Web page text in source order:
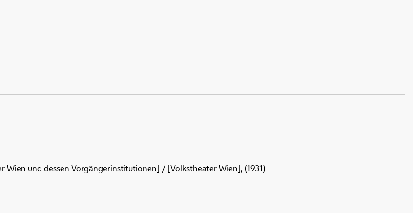
Wien und dessen Vorgängerinstitutionen] / [Volkstheater Wien], (1931)